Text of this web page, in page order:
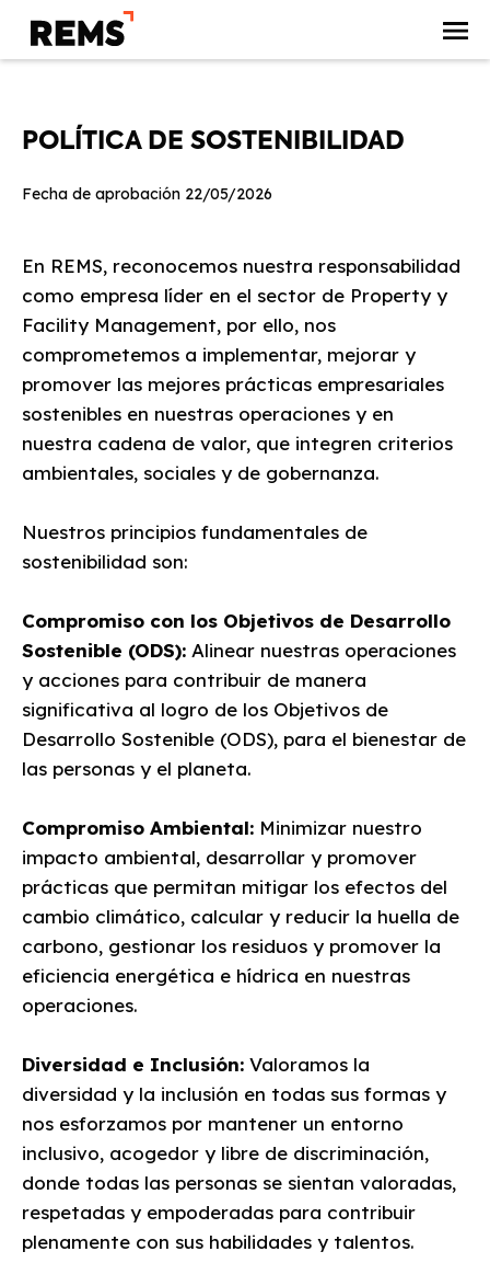
POLÍTICA DE SOSTENIBILIDAD
Fecha de aprobación 22/05/2026
En REMS, reconocemos nuestra responsabilidad
como empresa líder en el sector de Property y
Facility Management, por ello, nos
comprometemos a implementar, mejorar y
promover las mejores prácticas empresariales
sostenibles en nuestras operaciones y en
nuestra cadena de valor, que integren criterios
ambientales, sociales y de gobernanza.
Nuestros principios fundamentales de
sostenibilidad son:
Compromiso con los Objetivos de Desarrollo
Sostenible (ODS): Alinear nuestras operaciones
y acciones para contribuir de manera
significativa al logro de los Objetivos de
Desarrollo Sostenible (ODS), para el bienestar de
las personas y el planeta.
Compromiso Ambiental: Minimizar nuestro
impacto ambiental, desarrollar y promover
prácticas que permitan mitigar los efectos del
cambio climático, calcular y reducir la huella de
carbono, gestionar los residuos y promover la
eficiencia energética e hídrica en nuestras
operaciones.
Diversidad e Inclusión: Valoramos la
diversidad y la inclusión en todas sus formas y
nos esforzamos por mantener un entorno
inclusivo, acogedor y libre de discriminación,
donde todas las personas se sientan valoradas,
respetadas y empoderadas para contribuir
plenamente con sus habilidades y talentos.